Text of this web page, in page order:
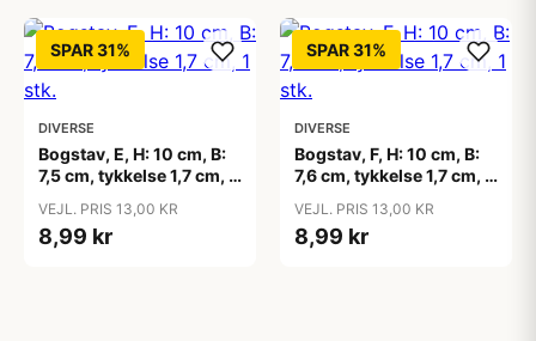
SPAR 31%
DIVERSE
Bogstav, E, H: 10 cm, B:
7,5 cm, tykkelse 1,7 cm, 1
VEJL. PRIS 13,00 KR
8,99 kr
SPAR 31%
DIVERSE
Bogstav, F, H: 10 cm, B:
7,6 cm, tykkelse 1,7 cm, 1
VEJL. PRIS 13,00 KR
8,99 kr